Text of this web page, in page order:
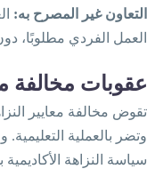
غير المصرح به:
الفردي مطلوبًا،
مخالفة
مخالفة معايير
بالعملية التعليمية.
النزاهة